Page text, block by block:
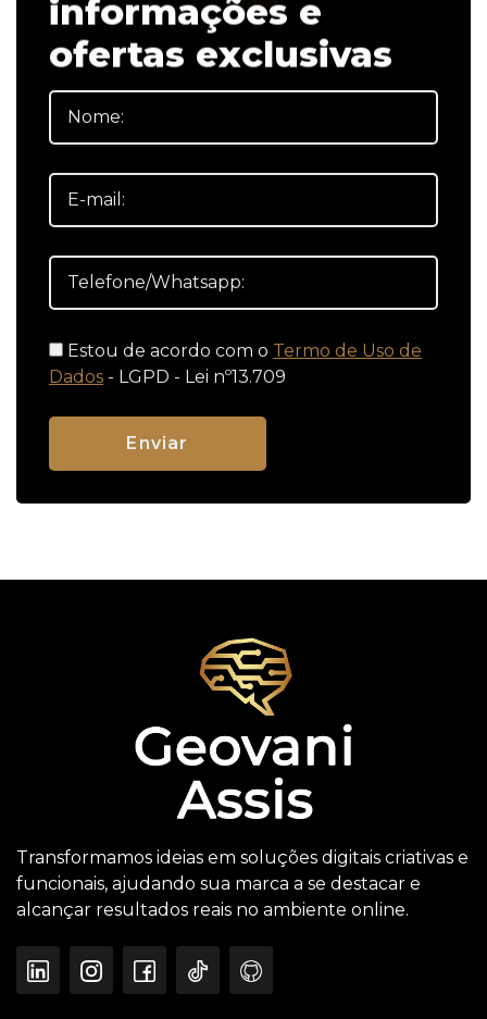
informações e
ofertas exclusivas
Estou de acordo com o Termo de Uso de
Dados - LGPD - Lei nº13.709
Transformamos ideias em soluções digitais criativas e
funcionais, ajudando sua marca a se destacar e
alcançar resultados reais no ambiente online.